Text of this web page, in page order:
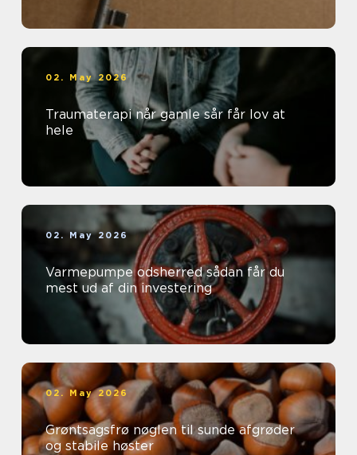
02. May 2026
Traumaterapi når gamle sår får lov at
hele
02. May 2026
Varmepumpe odsherred sådan får du
mest ud af din investering
02. May 2026
Grøntsagsfrø nøglen til sunde afgrøder
og stabile høster